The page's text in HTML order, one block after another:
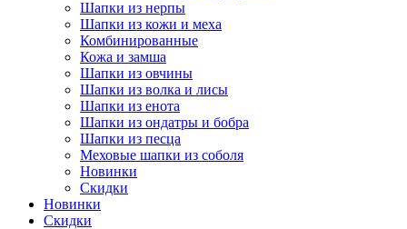
Шапки из нерпы
Шапки из кожи и меха
Комбинированные
Кожа и замша
Шапки из овчины
Шапки из волка и лисы
Шапки из енота
Шапки из ондатры и бобра
Шапки из песца
Меховые шапки из соболя
Новинки
Скидки
Новинки
Скидки